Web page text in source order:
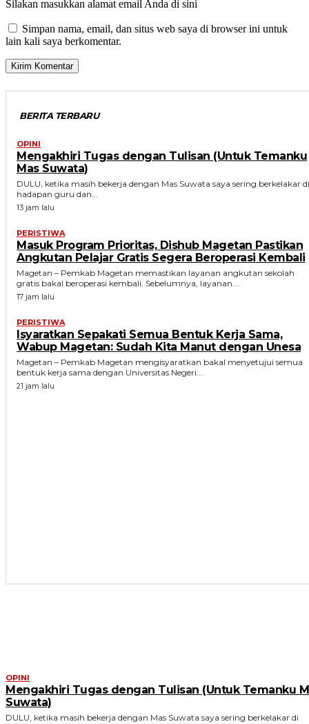
Silakan masukkan alamat email Anda di sini
Simpan nama, email, dan situs web saya di browser ini untuk
lain kali saya berkomentar.
BERITA TERBARU
OPINI
Mengakhiri Tugas dengan Tulisan (Untuk Temanku
Mas Suwata)
DULU, ketika masih bekerja dengan Mas Suwata saya sering berkelakar di
hadapan guru dan...
13 jam lalu
PERISTIWA
Masuk Program Prioritas, Dishub Magetan Pastikan
Angkutan Pelajar Gratis Segera Beroperasi Kembali
Magetan – Pemkab Magetan memastikan layanan angkutan sekolah
gratis bakal beroperasi kembali. Sebelumnya, layanan...
17 jam lalu
PERISTIWA
Isyaratkan Sepakati Semua Bentuk Kerja Sama,
Wabup Magetan: Sudah Kita Manut dengan Unesa
Magetan – Pemkab Magetan mengisyaratkan bakal menyetujui semua
bentuk kerja sama dengan Universitas Negeri...
21 jam lalu
OPINI
Mengakhiri Tugas dengan Tulisan (Untuk Temanku
Suwata)
DULU, ketika masih bekerja dengan Mas Suwata saya sering berkelakar di